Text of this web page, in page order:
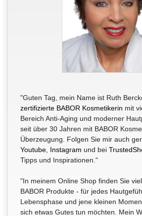
"Guten Tag, mein Name ist Ruth
zertifizierte BABOR Kosmetikerin mit
Bereich Anti-Aging und moderner
seit über 30 Jahren mit BABOR
Überzeugung. Folgen Sie mir auch
Youtube Instagram und bei
Tipps und Inspirationen."
"In meinem Online Shop finden Sie
BABOR Produkte - für jedes
Lebensphase und jene kleinen
sich etwas Gutes tun möchten. Mein